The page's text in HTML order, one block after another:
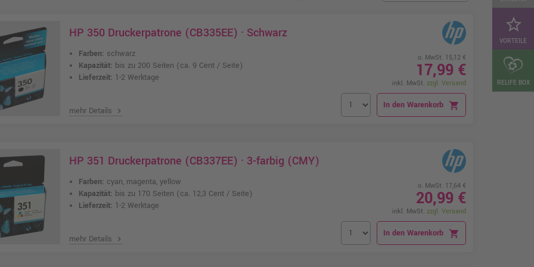
star_border
VORTEILE
RELIFE BOX
HP 350 Druckerpatrone (CB335EE) · Schwarz
Farben: schwarz
Kapazität: bis zu 200 Seiten (ca. 9 Cent / Seite)
Lieferzeit: 1-2 Werktage
mehr Details chevron_right
o. MwSt. 15,12 €
17,99 €
inkl. MwSt. zzgl. Versand
In den Warenkorb shopping_cart
HP 351 Druckerpatrone (CB337EE) · 3-farbig (CMY)
Farben: cyan, magenta, yellow
Kapazität: bis zu 170 Seiten (ca. 12,3 Cent / Seite)
Lieferzeit: 1-2 Werktage
mehr Details chevron_right
o. MwSt. 17,64 €
20,99 €
inkl. MwSt. zzgl. Versand
In den Warenkorb shopping_cart